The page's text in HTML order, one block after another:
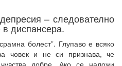
– следователно
в диспансера.
болест”. Глупаво е всяко
човек и не си признава, че
добре. Ако се наложи